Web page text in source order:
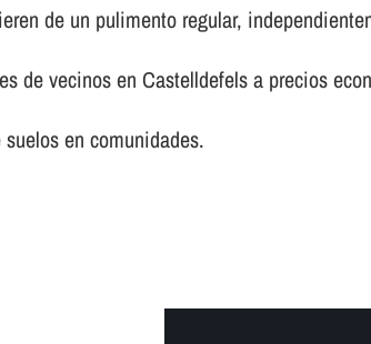
de un pulimento regular,
de vecinos en Castelldefels a precios
en comunidades.